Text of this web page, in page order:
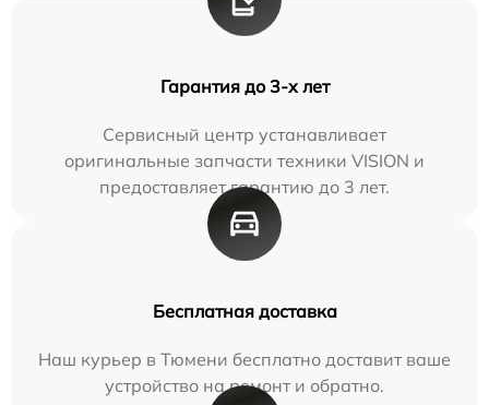
Гарантия до 3-х лет
Сервисный центр устанавливает
оригинальные запчасти техники VISION и
предоставляет гарантию до 3 лет.
Бесплатная доставка
Наш курьер в Тюмени бесплатно доставит ваше
устройство на ремонт и обратно.